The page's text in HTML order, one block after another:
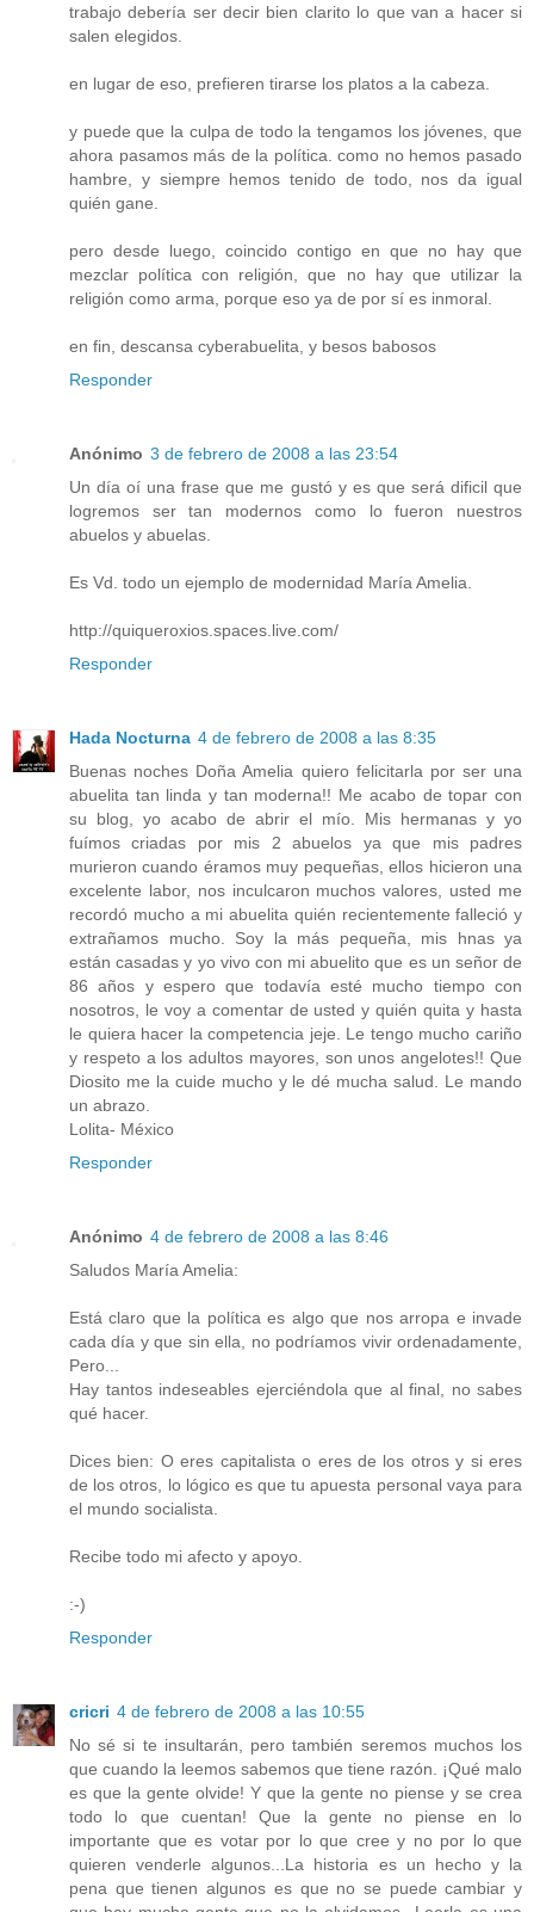
trabajo debería ser decir bien clarito lo que van a hacer si
salen elegidos.
en lugar de eso, prefieren tirarse los platos a la cabeza.
y puede que la culpa de todo la tengamos los jóvenes, que
ahora pasamos más de la política. como no hemos pasado
hambre, y siempre hemos tenido de todo, nos da igual
quién gane.
pero desde luego, coincido contigo en que no hay que
mezclar política con religión, que no hay que utilizar la
religión como arma, porque eso ya de por sí es inmoral.
en fin, descansa cyberabuelita, y besos babosos
Responder
Anónimo 3 de febrero de 2008 a las 23:54
Un día oí una frase que me gustó y es que será dificil que
logremos ser tan modernos como lo fueron nuestros
abuelos y abuelas.
Es Vd. todo un ejemplo de modernidad María Amelia.
http://quiqueroxios.spaces.live.com/
Responder
Hada Nocturna 4 de febrero de 2008 a las 8:35
Buenas noches Doña Amelia quiero felicitarla por ser una
abuelita tan linda y tan moderna!! Me acabo de topar con
su blog, yo acabo de abrir el mío. Mis hermanas y yo
fuímos criadas por mis 2 abuelos ya que mis padres
murieron cuando éramos muy pequeñas, ellos hicieron una
excelente labor, nos inculcaron muchos valores, usted me
recordó mucho a mi abuelita quién recientemente falleció y
extrañamos mucho. Soy la más pequeña, mis hnas ya
están casadas y yo vivo con mi abuelito que es un señor de
86 años y espero que todavía esté mucho tiempo con
nosotros, le voy a comentar de usted y quién quita y hasta
le quiera hacer la competencia jeje. Le tengo mucho cariño
y respeto a los adultos mayores, son unos angelotes!! Que
Diosito me la cuide mucho y le dé mucha salud. Le mando
un abrazo.
Lolita- México
Responder
Anónimo 4 de febrero de 2008 a las 8:46
Saludos María Amelia:
Está claro que la política es algo que nos arropa e invade
cada día y que sin ella, no podríamos vivir ordenadamente,
Pero...
Hay tantos indeseables ejerciéndola que al final, no sabes
qué hacer.
Dices bien: O eres capitalista o eres de los otros y si eres
de los otros, lo lógico es que tu apuesta personal vaya para
el mundo socialista.
Recibe todo mi afecto y apoyo.
:-)
Responder
cricri 4 de febrero de 2008 a las 10:55
No sé si te insultarán, pero también seremos muchos los
que cuando la leemos sabemos que tiene razón. ¡Qué malo
es que la gente olvide! Y que la gente no piense y se crea
todo lo que cuentan! Que la gente no piense en lo
importante que es votar por lo que cree y no por lo que
quieren venderle algunos...La historia es un hecho y la
pena que tienen algunos es que no se puede cambiar y